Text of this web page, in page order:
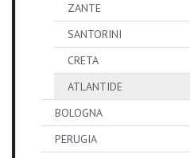
ZANTE
SANTORINI
CRETA
ATLANTIDE
BOLOGNA
PERUGIA